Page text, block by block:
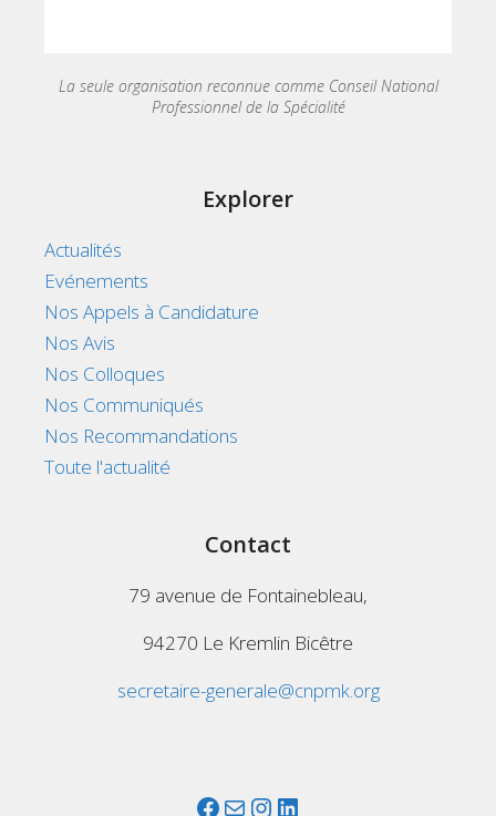
La seule organisation reconnue comme Conseil National
Professionnel de la Spécialité
Explorer
Actualités
Evénements
Nos Appels à Candidature
Nos Avis
Nos Colloques
Nos Communiqués
Nos Recommandations
Toute l'actualité
Contact
79 avenue de Fontainebleau,
94270 Le Kremlin Bicêtre
secretaire-generale@cnpmk.org
Facebook
MailInstagram
LinkedIn